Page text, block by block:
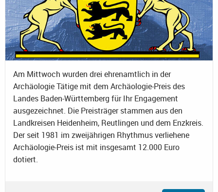
Am Mittwoch wurden drei ehrenamtlich in der
Archäologie Tätige mit dem Archäologie-Preis des
Landes Baden-Württemberg für Ihr Engagement
ausgezeichnet. Die Preisträger stammen aus den
Landkreisen Heidenheim, Reutlingen und dem Enzkreis.
Der seit 1981 im zweijährigen Rhythmus verliehene
Archäologie-Preis ist mit insgesamt 12.000 Euro
dotiert.